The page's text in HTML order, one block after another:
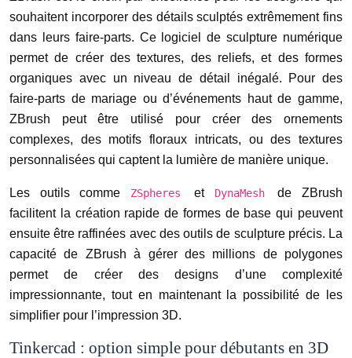
souhaitent incorporer des détails sculptés extrêmement fins
dans leurs faire-parts. Ce logiciel de sculpture numérique
permet de créer des textures, des reliefs, et des formes
organiques avec un niveau de détail inégalé. Pour des
faire-parts de mariage ou d’événements haut de gamme,
ZBrush peut être utilisé pour créer des ornements
complexes, des motifs floraux intricats, ou des textures
personnalisées qui captent la lumière de manière unique.
Les outils comme ZSpheres et DynaMeshde ZBrush
facilitent la création rapide de formes de base qui peuvent
ensuite être raffinées avec des outils de sculpture précis. La
capacité de ZBrush à gérer des millions de polygones
permet de créer des designs d’une complexité
impressionnante, tout en maintenant la possibilité de les
simplifier pour l’impression 3D.
Tinkercad : option simple pour débutants en 3D